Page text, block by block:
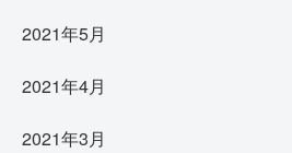
2021年5月
2021年4月
2021年3月